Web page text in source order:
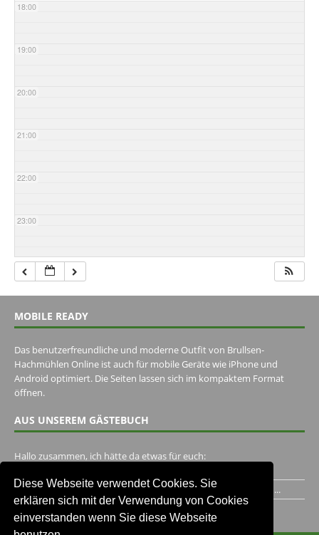
Diese Webseite verwendet Cookies. Sie
erklären sich mit der Verwendung von Cookies
einverstanden wenn Sie diese Webseite
18:00
19:00
20:00
21:00
22:00
23:00
MOBILE READY
Das benutzerfreundliche und moderne Outfit von Brullsen-
Hachmühlen Online ist auch für mobile Geräte wie iPhone und
Android optimiert. Die Seiten lassen sich im kompaktem Format
öffnen.
AUS UNSEREM GÄSTEBUCH
Hallo zusammen, ich hätte da etwas für euch:
Ich habe ein Jahr im Gasthaus Hugo Pape verbracht..Habe ihn...
Unser Gästebuch besuchen